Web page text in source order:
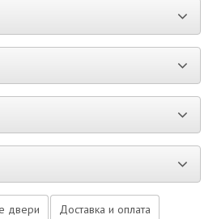
двери
Доставка и оплата